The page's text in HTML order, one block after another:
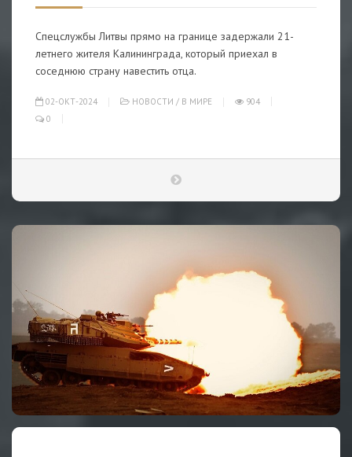
Спецслужбы Литвы прямо на границе задержали 21-
летнего жителя Калининграда, который приехал в
соседнюю страну навестить отца.
02-ОКТ-2024 НОВОСТИ / В МИРЕ
904
0